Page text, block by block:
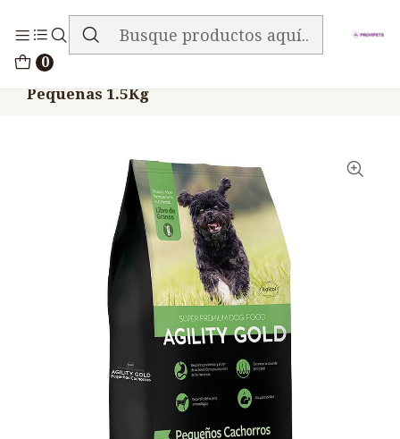
0
ENVIO GRATIS EN TODA LA TIENDA
Pequeñas 1.5Kg